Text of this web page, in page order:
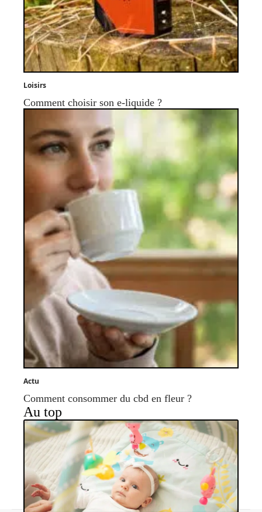
Loisirs
Comment choisir son e-liquide ?
Actu
Comment consommer du cbd en fleur ?
Au top